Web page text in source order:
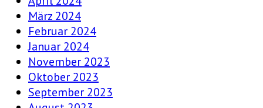
März 2024
Februar 2024
Januar 2024
November 2023
Oktober 2023
September 2023